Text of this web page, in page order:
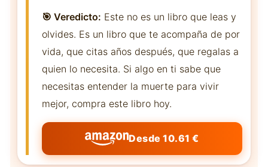
🎯 Veredicto: Este no es un libro que leas y
olvides. Es un libro que te acompaña de por
vida, que citas años después, que regalas a
quien lo necesita. Si algo en ti sabe que
necesitas entender la muerte para vivir
mejor, compra este libro hoy.
Desde 10.61 €